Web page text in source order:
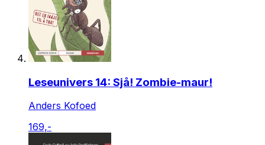
Leseunivers 14: Sjå! Zombie-maur!
Anders Kofoed
169,-